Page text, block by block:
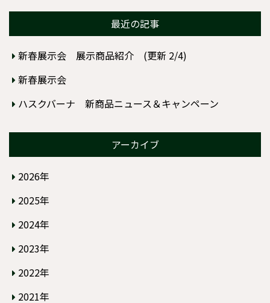
最近の記事
新春展示会 展示商品紹介 (更新 2/4)
新春展示会
ハスクバーナ 新商品ニュース＆キャンペーン
アーカイブ
2026年
2025年
2024年
2023年
2022年
2021年